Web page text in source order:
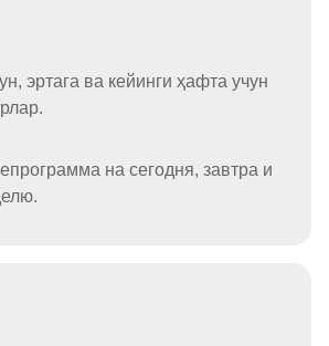
эртага ва кейинги ҳафта учун
на сегодня, завтра и